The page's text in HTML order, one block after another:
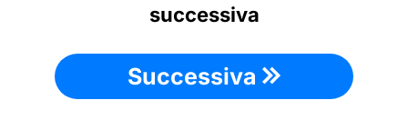
successiva
Successiva